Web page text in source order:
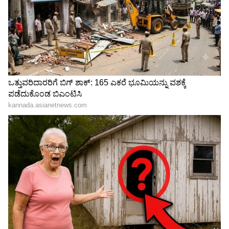
6
ಏಕ್ಷಾಳ ಸ್ಟೈಲ್ ಗೆ ಜನರು ಫಿದಾ ಆಗಿದ್ದಾರೆ!
ಮಾಡೆಲಿಂಗ್ ಜೊತೆಗೆ, ಅವರು ಬೈಕ್ ಸವಾರಿಯನ್ನು ಸಹ
ಇಷ್ಟಪಡುತ್ತಾರೆ. ಹಾಗೆಯೇ, ಅವರು ರಾಷ್ಟ್ರೀಯ ಮಟ್ಟದ
ಬಾಕ್ಸರ್(National Boxer) ಕೂಡ ಆಗಿದ್ದಾರೆ. ಈ ಚಿತ್ರದಲ್ಲಿ,
ಅವರು ಬೈಕಿನೊಂದಿಗೆ ಸ್ಟೈಲಿಶ್ ಬಟ್ಟೆಗಳಲ್ಲಿ
ಕಾಣಿಸಿಕೊಂಡಿರುವುದನ್ನು ನೀವು ನೋಡಬಹುದು. ಅವರು
ಟಾಪ್ ಮತ್ತು ಜೀನ್ಸ್ ನಲ್ಲಿ ತುಂಬಾ ಫಿಟ್ ಆಗಿ ಕಾಣುತ್ತಾರೆ.